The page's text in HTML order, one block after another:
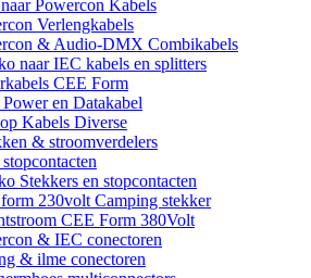
Powercon Kabels
Verlengkabels
& Audio-DMX Combikabels
naar IEC kabels en splitters
CEE Form
en Datakabel
Kabels Diverse
& stroomverdelers
Stekkers en stopcontacten
230volt Camping stekker
CEE Form 380Volt
& IEC conectoren
& ilme conectoren